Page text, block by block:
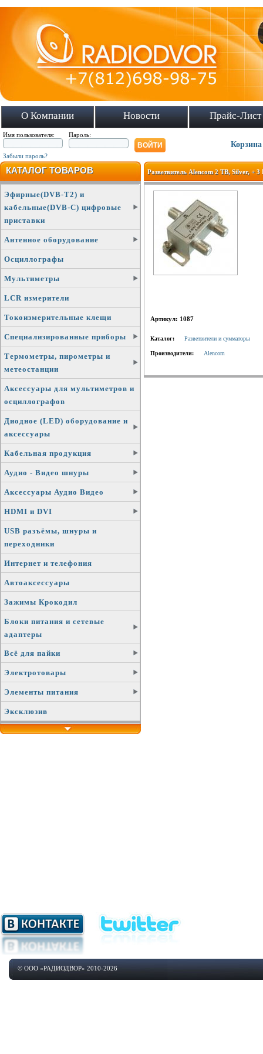
О Компании Новости Прайс-Лист
Имя пользователя: Пароль:
Забыли пароль?
Корзина
КАТАЛОГ ТОВАРОВ
Эфирные(DVB-T2) и
кабельные(DVB-C) цифровые
приставки
Антенное оборудование
Осциллографы
Мультиметры
LCR измерители
Токоизмерительные клещи
Специализированные приборы
Термометры, пирометры и
метеостанции
Аксессуары для мультиметров и
осциллографов
Диодное (LED) оборудование и
аксессуары
Кабельная продукция
Аудио - Видео шнуры
Аксессуары Аудио Видео
HDMI и DVI
USB разъёмы, шнуры и
переходники
Интернет и телефония
Автоаксессуары
Зажимы Крокодил
Блоки питания и сетевые
адаптеры
Всё для пайки
Электротовары
Элементы питания
Эксклюзив
Разветвитель Alencom 2 ТВ, Silver, + 3
Артикул: 1087
Каталог: Разветвители и сумматоры
Производители: Alencom
© ООО «РАДИОДВОР» 2010-2026